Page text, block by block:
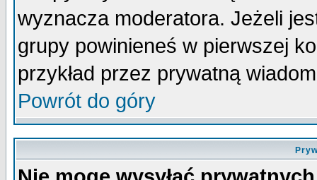
wyznacza moderatora. Jeżeli
grupy powinieneś w pierwszej
przykład przez prywatną
Powrót do góry